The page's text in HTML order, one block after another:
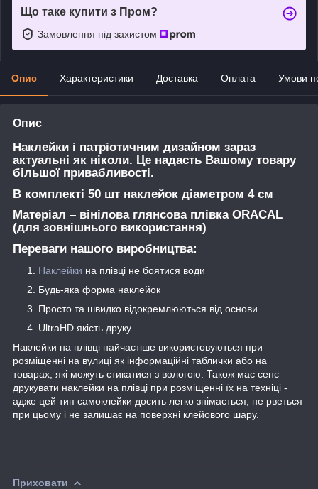
Що таке купити з Пром?
Замовлення під захистом
Опис Характеристики Доставка Оплата Умови
Опис
Наклейки і патріотичним дизайном зараз
актуальні як ніколи. Це надасть Вашому товару
більшої привабливості.
В комплекті 50 шт наклейок діаметром 4 см
Матеріал – вінілова глянсова плівка ORACAL
(для зовнішнього використання)
Переваги нашого виробництва:
Наклейки на плівці не боятися води
Будь-яка форма наклейок
Просто та швидко відокремлюються від основи
UltraHD якість друку
Наклейки на плівці найчастіше використовуються при
розміщенні на вулиці як інформаційні таблички або на
товарах, які можуть стикатися з вологою. Також має сенс
друкувати наклейки на плівці при розміщенні їх на техніці -
адже цей тип самоклейки досить легко знімається, не рветься
при цьому і не залишає на поверхні клейового шару.
Приховати